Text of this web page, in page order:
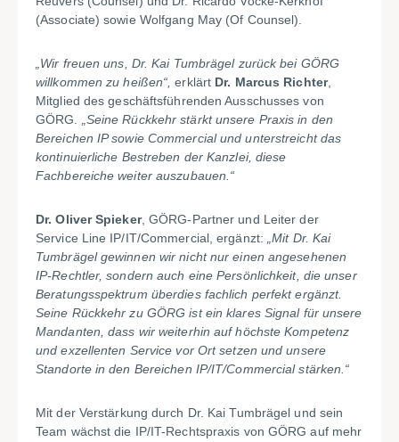
(Associate) sowie Wolfgang May (Of Counsel).
„Wir freuen uns, Dr. Kai Tumbrägel zurück bei GÖRG
willkommen zu heißen“, erklärt Dr. Marcus Richter,
Mitglied des geschäftsführenden Ausschusses von
GÖRG.
„Seine Rückkehr stärkt unsere Praxis in den
Bereichen IP sowie Commercial und unterstreicht das
kontinuierliche Bestreben der Kanzlei, diese
Fachbereiche weiter auszubauen.“
Dr. Oliver Spieker, GÖRG-Partner und Leiter der
Service Line IP/IT/Commercial, ergänzt:
„Mit Dr. Kai
Tumbrägel gewinnen wir nicht nur einen angesehenen
IP-Rechtler, sondern auch eine Persönlichkeit, die unser
Beratungsspektrum überdies fachlich perfekt ergänzt.
Seine Rückkehr zu GÖRG ist ein klares Signal für unsere
Mandanten, dass wir weiterhin auf höchste Kompetenz
und exzellenten Service vor Ort setzen und unsere
Standorte in den Bereichen IP/IT/Commercial stärken.“
Mit der Verstärkung durch Dr. Kai Tumbrägel und sein
Team wächst die IP/IT-Rechtspraxis von GÖRG auf mehr